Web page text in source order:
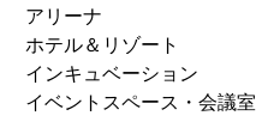
アリーナ
ホテル＆リゾート
インキュベーション
イベントスペース・会議室